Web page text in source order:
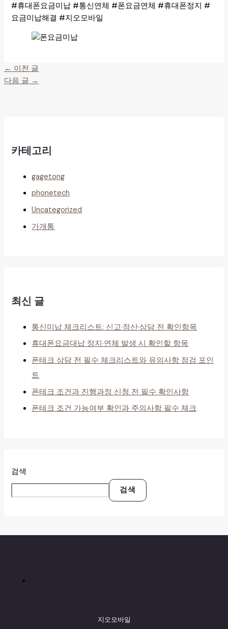
#휴대폰요금미납 #통신연체 #폰요금연체 #휴대폰정지 #
요금미납해결 #지오모바일
← 이전 글
다음 글 →
카테고리
gagetong
phonetech
Uncategorized
가개통
최신 글
통신미납 체크리스트: 신고·정산·상담 전 확인항목
휴대폰요금대납 정지·연체 발생 시 확인할 항목
폰테크 상담 전 필수 체크리스트와 유의사항 점검 포인
트
폰테크 조건과 진행과정 신청 전 필수 확인사항
폰테크 조건 가능여부 확인과 주의사항 필수 체크
검색
검색
지오모바일